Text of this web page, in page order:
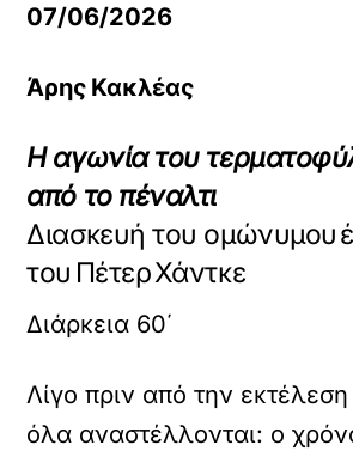
07/06/2026
Άρης Κακλέας
Η αγωνία του
από το πέναλτι
Διασκευή του ομώνυμου
του Πέτερ Χάντκε
Διάρκεια 60΄
Λίγο πριν από την εκτέλεση
όλα αναστέλλονται: ο